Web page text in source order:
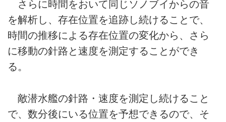
さらに時間をおいて同じソノブイからの音
を解析し、存在位置を追跡し続けることで、
時間の推移による存在位置の変化から、さら
に移動の針路と速度を測定することができ
る。
敵潜水艦の針路・速度を測定し続けること
で、数分後にいる位置を予想できるので、そ